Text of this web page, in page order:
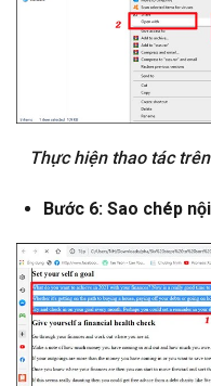
Thực hiện thao tác
Bước 6: Sao chép